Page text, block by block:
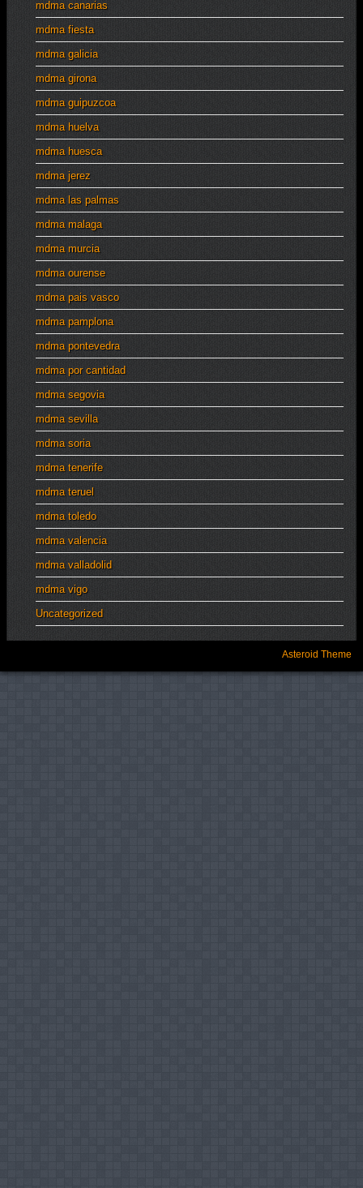
mdma canarias
mdma fiesta
mdma galicia
mdma girona
mdma guipuzcoa
mdma huelva
mdma huesca
mdma jerez
mdma las palmas
mdma malaga
mdma murcia
mdma ourense
mdma pais vasco
mdma pamplona
mdma pontevedra
mdma por cantidad
mdma segovia
mdma sevilla
mdma soria
mdma tenerife
mdma teruel
mdma toledo
mdma valencia
mdma valladolid
mdma vigo
Uncategorized
Asteroid Theme